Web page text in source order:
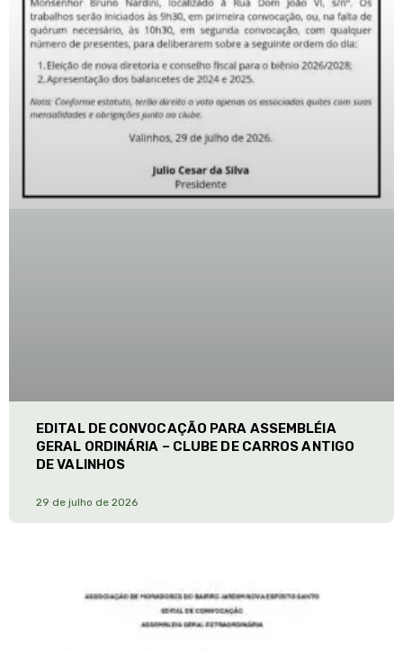
EDITAL DE CONVOCAÇÃO PARA ASSEMBLÉIA
GERAL ORDINÁRIA – CLUBE DE CARROS ANTIGO
DE VALINHOS
29 de julho de 2026